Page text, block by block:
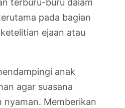
pada bagian
ejaan atau
anak
agar suasana
nyaman. Memberikan